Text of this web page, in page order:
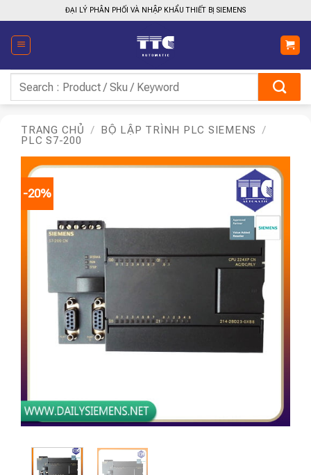
qua
nội
dung
ĐẠI LÝ PHÂN PHỐI VÀ NHẬP KHẨU THIẾT BỊ SIEMENS
kiếm:
TRANG CHỦ / BỘ LẬP TRÌNH PLC SIEMENS
/
PLC S7-200
-20%